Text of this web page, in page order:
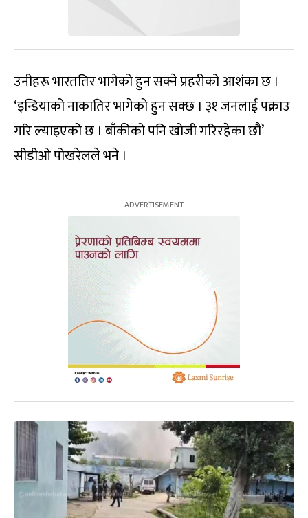
उनीहरू भारततिर भागेको हुन सक्ने प्रहरीको आशंका छ ।
‘इन्डियाको नाकातिर भागेको हुन सक्छ । ३१ जनलाई पक्राउ
गरि ल्याइएको छ । बाँकीको पनि खोजी गरिरहेका छौं’
सीडीओ पोखरेलले भने ।